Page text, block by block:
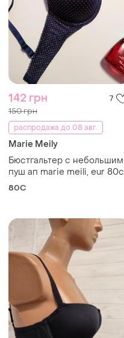
142 грн 7
150 грн
распродажа до 08 авг.
Marie Meily
Бюстгальтер с небольшим
пуш ап marie meili, eur 80c
80C